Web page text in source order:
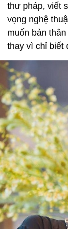
thư pháp, viết
vọng nghệ
muốn bản
thay vì chỉ biết